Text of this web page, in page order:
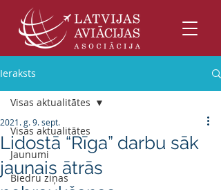
Ieraksts
Visas aktualitātes
Jaunumi
Biedru ziņas
Visas aktualitātes
Lidostā “Rīga” darbu sāk
jaunais ātrās
2021. g. 9. sept.